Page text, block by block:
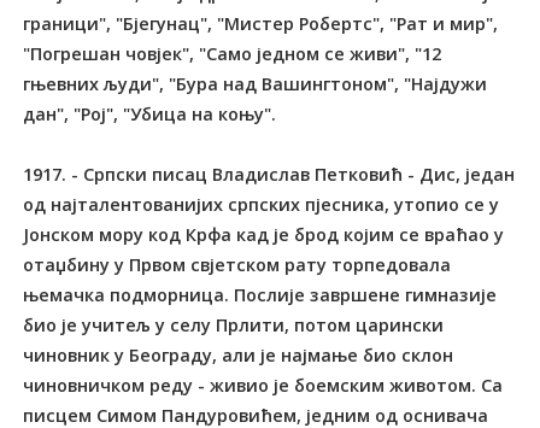
граници", "Бјегунац", "Мистер Робертс", "Рат и мир",
"Погрешан човјек", "Само једном се живи", "12
гњевних људи", "Бура над Вашингтоном", "Најдужи
дан", "Рој", "Убица на коњу".
1917. - Српски писац Владислав Петковић - Дис, један
од најталентованијих српских пјесника, утопио се у
Јонском мору код Крфа кад је брод којим се враћао у
отаџбину у Првом свјетском рату торпедовала
њемачка подморница. Послије завршене гимназије
био је учитељ у селу Прлити, потом царински
чиновник у Београду, али је најмање био склон
чиновничком реду - живио је боемским животом. Са
писцем Симом Пандуровићем, једним од оснивача